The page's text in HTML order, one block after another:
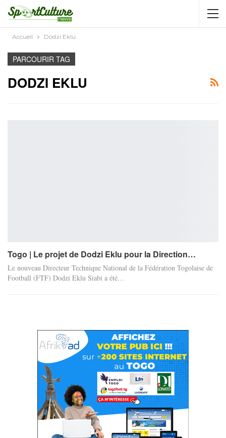
Accueil Dodzi Eklu
PARCOURIR TAG
DODZI EKLU
Togo | Le projet de Dodzi Eklu pour la Direction…
Le nouveau Directeur Technique National de la Fédération Togolaise de
Football (FTF) Dodzi Eklu Siabi a été…
AUTORISATION DE LA HAAC N°0134/HAAC/12-